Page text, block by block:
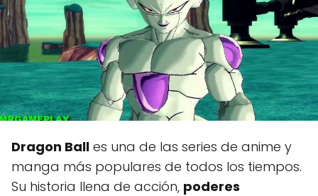
Dragon Ball es una de las series de anime y
manga más populares de todos los tiempos.
Su historia llena de acción, poderes